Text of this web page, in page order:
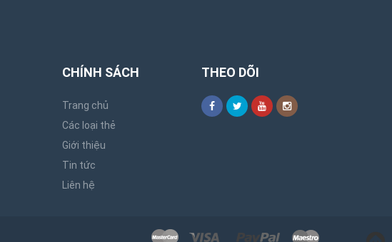
CHÍNH SÁCH
Trang chủ
Các loại thẻ
Giới thiệu
Tin tức
Liên hệ
THEO DÕI